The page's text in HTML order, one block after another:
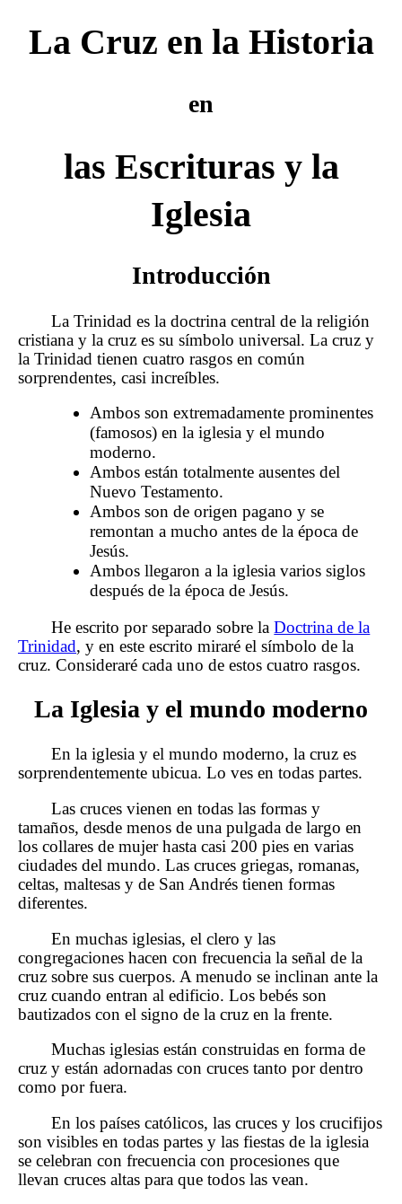
La Cruz en la Historia
en
las Escrituras y la
Iglesia
Introducción
La Trinidad es la doctrina central de la religión
cristiana y la cruz es su símbolo universal. La cruz y
la Trinidad tienen cuatro rasgos en común
sorprendentes, casi increíbles.
Ambos son extremadamente prominentes
(famosos) en la iglesia y el mundo
moderno.
Ambos están totalmente ausentes del
Nuevo Testamento.
Ambos son de origen pagano y se
remontan a mucho antes de la época de
Jesús.
Ambos llegaron a la iglesia varios siglos
después de la época de Jesús.
He escrito por separado sobre laDoctrina de la
Trinidad, y en este escrito miraré el símbolo de la
cruz. Consideraré cada uno de estos cuatro rasgos.
La Iglesia y el mundo moderno
En la iglesia y el mundo moderno, la cruz es
sorprendentemente ubicua. Lo ves en todas partes.
Las cruces vienen en todas las formas y
tamaños, desde menos de una pulgada de largo en
los collares de mujer hasta casi 200 pies en varias
ciudades del mundo. Las cruces griegas, romanas,
celtas, maltesas y de San Andrés tienen formas
diferentes.
En muchas iglesias, el clero y las
congregaciones hacen con frecuencia la señal de la
cruz sobre sus cuerpos. A menudo se inclinan ante la
cruz cuando entran al edificio. Los bebés son
bautizados con el signo de la cruz en la frente.
Muchas iglesias están construidas en forma de
cruz y están adornadas con cruces tanto por dentro
como por fuera.
En los países católicos, las cruces y los crucifijos
son visibles en todas partes y las fiestas de la iglesia
se celebran con frecuencia con procesiones que
llevan cruces altas para que todos las vean.